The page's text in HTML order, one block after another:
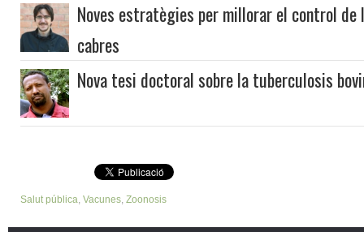
Noves estratègies per millorar el control
cabres
Nova tesi doctoral sobre la tuberculosis
Salut pública, Vacunes, Zoonosis